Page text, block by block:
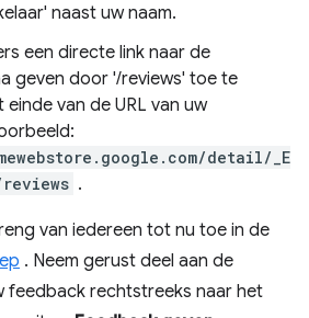
naast uw naam.
een directe link naar de
geven door '/reviews' toe te
van de URL van uw
detail/_E
reviews .
van iedereen tot nu toe in de
. Neem gerust deel aan de
feedback rechtstreeks naar het